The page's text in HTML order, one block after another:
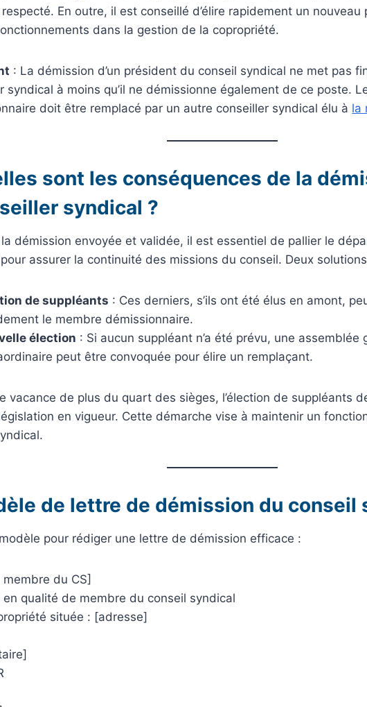
En outre, il est conseillé d’élire rapidement un
dans la gestion de la copropriété.
: La démission d’un président du conseil syndical ne met pas
syndical à moins qu’il ne démissionne également de ce poste.
doit être remplacé par un autre conseiller syndical élu à la
sont les conséquences de la
syndical ?
démission envoyée et validée, il est essentiel de pallier le
assurer la continuité des missions du conseil. Deux
de suppléants : Ces derniers, s’ils ont été élus en amont,
le membre démissionnaire.
élection : Si aucun suppléant n’a été prévu, une assemblée
peut être convoquée pour élire un remplaçant.
vacance de plus du quart des sièges, l’élection de suppléants
en vigueur. Cette démarche vise à maintenir un
de lettre de démission du conseil
pour rédiger une lettre de démission efficace :
membre du CS]
en qualité de membre du conseil syndical
située : [adresse]